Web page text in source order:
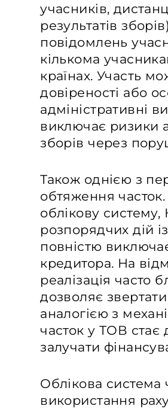
учасників,
результатів
повідомлень
кількома
країнах. Участь
довіреності або
адміністративні
виключає ризики
зборів через
Також однією з
обтяження
облікову
розпорядчих дій
повністю
кредитора. На
реалізація часто
дозволяє
аналогією з
часток у ТОВ
залучати
Облікова система
використання